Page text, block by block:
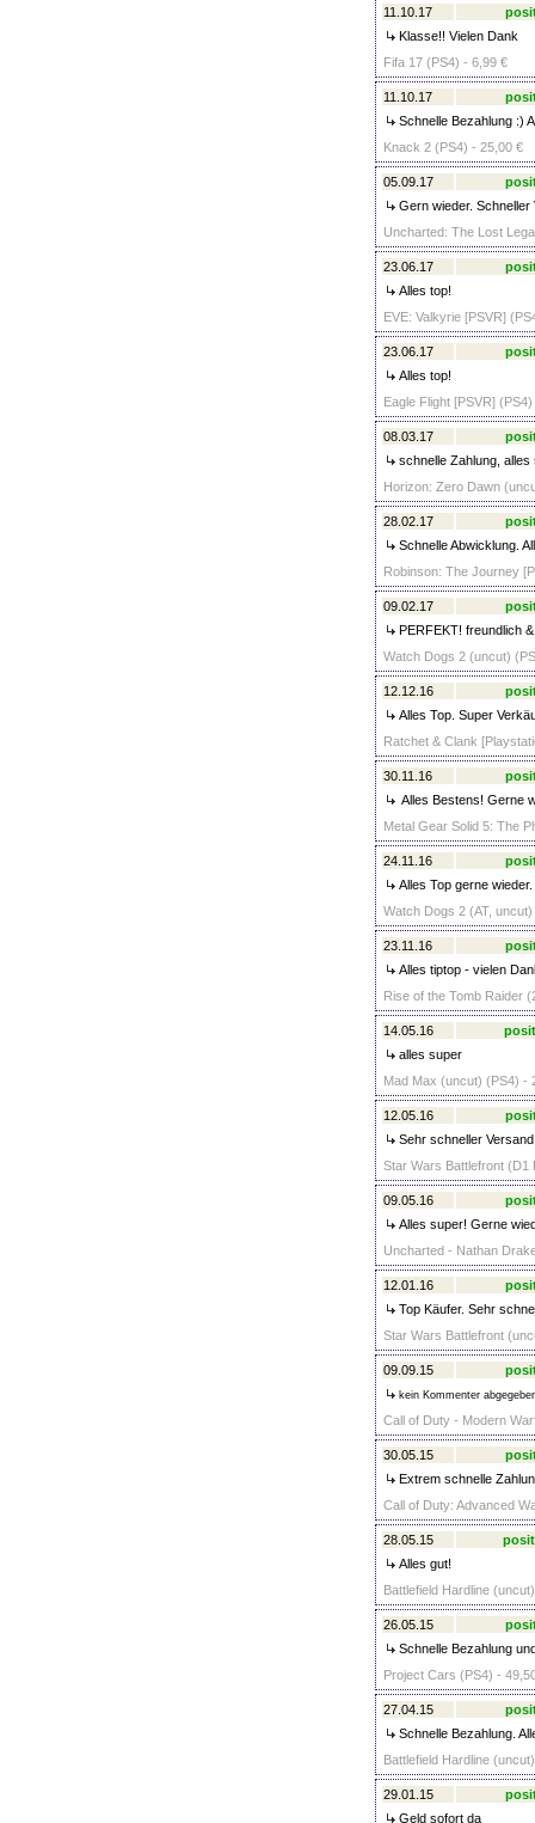
11.10.17
Klasse!! Vielen Dank
Fifa 17 (PS4) - 6,99 €
11.10.17
Schnelle Bezahlung :)
Knack 2 (PS4) - 25,00 €
05.09.17
Gern wieder. Schneller
Uncharted: The Lost
23.06.17
Alles top!
EVE: Valkyrie [PSVR]
23.06.17
Alles top!
Eagle Flight [PSVR]
08.03.17
schnelle Zahlung, alles
Horizon: Zero Dawn
28.02.17
Schnelle Abwicklung.
Robinson: The Journey
09.02.17
PERFEKT! freundlich
Watch Dogs 2 (uncut)
12.12.16
Alles Top. Super
Ratchet & Clank
30.11.16
Alles Bestens! Gerne
Metal Gear Solid 5: The
24.11.16
Alles Top gerne wieder.
Watch Dogs 2 (AT,
23.11.16
Alles tiptop - vielen
Rise of the Tomb Raider
14.05.16
alles super
Mad Max (uncut) (PS4) -
12.05.16
Sehr schneller
Star Wars Battlefront (D1
09.05.16
Alles super! Gerne
Uncharted - Nathan
12.01.16
Top Käufer. Sehr
Star Wars Battlefront
09.09.15
kein Kommenter
Call of Duty - Modern
30.05.15
Extrem schnelle
Call of Duty: Advanced
28.05.15
Alles gut!
Battlefield Hardline
26.05.15
Schnelle Bezahlung
Project Cars (PS4) -
27.04.15
Schnelle Bezahlung.
Battlefield Hardline
29.01.15
Geld sofort da